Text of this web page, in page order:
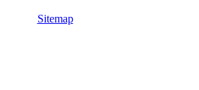
Sitemap